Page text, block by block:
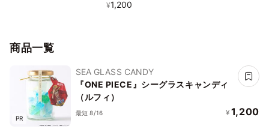
¥1,200
商品一覧
PR
SEA GLASS CANDY
『ONE PIECE』シーグラスキャンディ
（ルフィ）
最短 8/16 ¥ 1,200